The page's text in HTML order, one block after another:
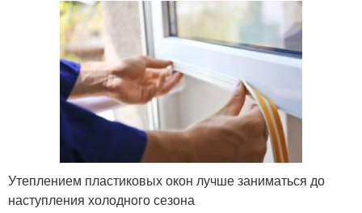
Утеплением пластиковых окон лучше заниматься до
наступления холодного сезона